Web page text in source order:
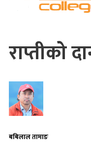
राप्तीको
बबिलाल तामाङ